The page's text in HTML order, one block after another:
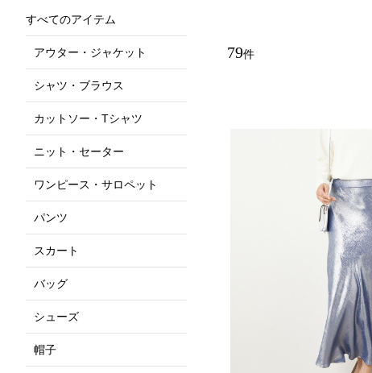
すべてのアイテム
アウター・ジャケット
シャツ・ブラウス
カットソー・Tシャツ
ニット・セーター
ワンピース・サロペット
パンツ
スカート
バッグ
シューズ
帽子
79件